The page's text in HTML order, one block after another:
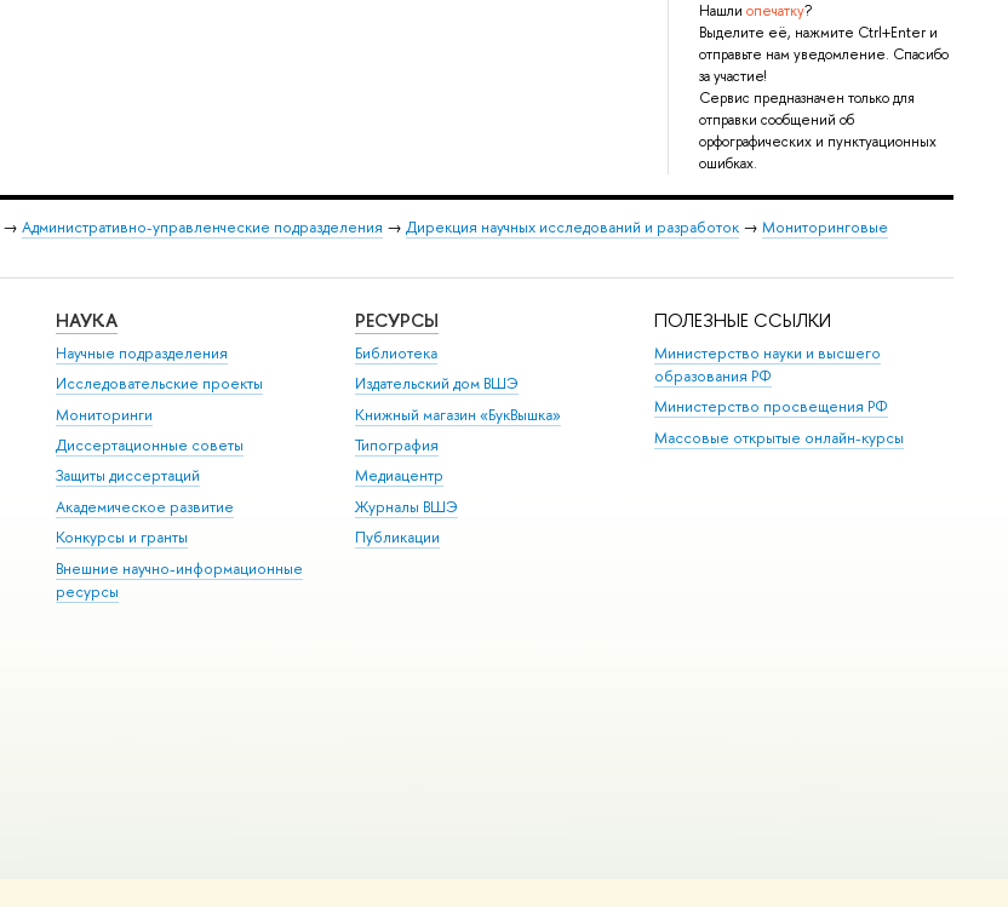
Нашли опечатку?
Выделите её, нажмите Ctrl+Enter и
отправьте нам уведомление. Спасибо
за участие!
Сервис предназначен только для
отправки сообщений об
орфографических и пунктуационных
ошибках.
→ Административно-управленческие подразделения → Дирекция научных исследований и разработок→ Мониторинговые
НАУКА
Научные подразделения
Исследовательские проекты
Мониторинги
Диссертационные советы
Защиты диссертаций
Академическое развитие
Конкурсы и гранты
Внешние научно-информационные
ресурсы
РЕСУРСЫ
Библиотека
Издательский дом ВШЭ
Книжный магазин «БукВышка»
Типография
Медиацентр
Журналы ВШЭ
Публикации
ПОЛЕЗНЫЕ ССЫЛКИ
Министерство науки и высшего
образования РФ
Министерство просвещения РФ
Массовые открытые онлайн-курсы